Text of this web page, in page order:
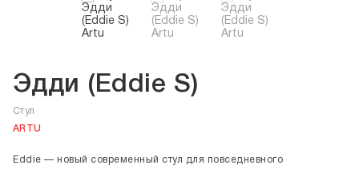
Эдди (Eddie S)
Стул
ARTU
Eddie — новый современный стул для повседневного